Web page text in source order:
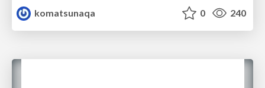
komatsunaqa
0 240